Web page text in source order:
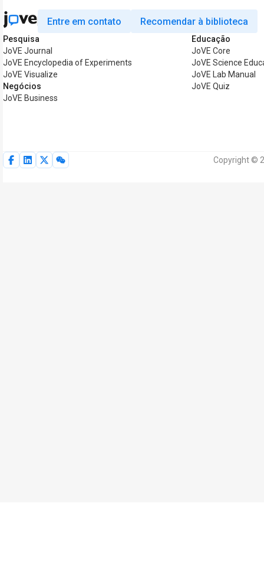
Entre em contato Recomendar à biblioteca
Pesquisa
JoVE Journal
JoVE Encyclopedia of Experiments
JoVE Visualize
Negócios
JoVE Business
Educação
JoVE Core
JoVE Science
JoVE Lab Manual
JoVE Quiz
Copyright ©